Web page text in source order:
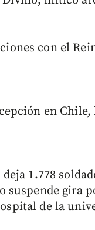
con el
en
1.778
suspende gira
de la